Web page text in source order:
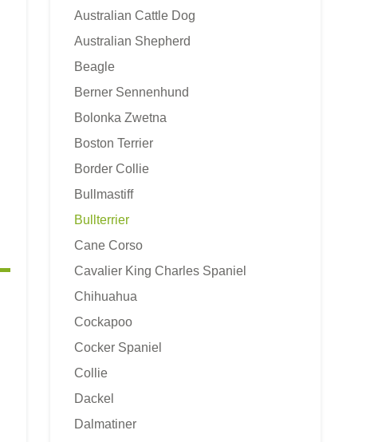
Australian Cattle Dog
Australian Shepherd
Beagle
Berner Sennenhund
Bolonka Zwetna
Boston Terrier
Border Collie
Bullmastiff
Bullterrier
Cane Corso
Cavalier King Charles Spaniel
Chihuahua
Cockapoo
Cocker Spaniel
Collie
Dackel
Dalmatiner